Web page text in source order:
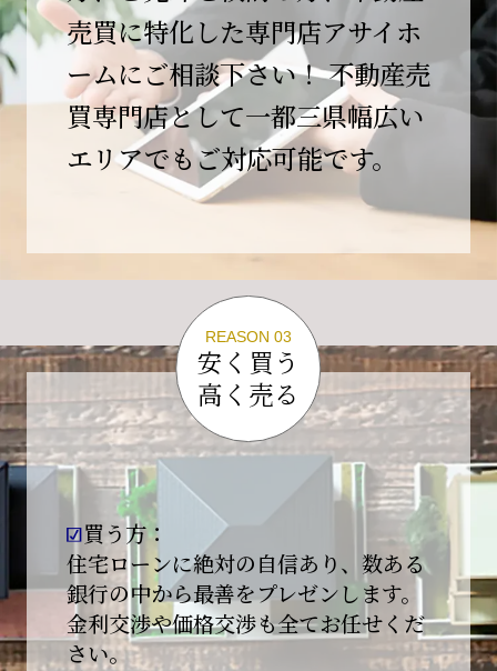
この節目を無事に迎えることができましたの
は、日頃よりご愛顧いただいているお客様、お
力添えをいただいている取引先の皆様、そして
支えてくださったすべての関係者の皆様のおか
げであり、心より深く感謝申し上げます。
10年という年月の中で、多くのご縁と学びをい
ただき、今日の当社があります。
しかしながら、10周年は通過点にすぎません。
る企業へと成長してまいります。
変化の激しい時代だからこそ、初心を忘れず、
挑戦を続け、社会に必要とされる存在であり続
けることをお約束いたします。
今後とも変わらぬご支援、ご指導を賜りますよ
う、何卒よろしくお願い申し上げます。
2026-01-09
【新年あけましておめでとうございます】
本日より始業いたしました。
昨年は多くのご縁とご支援をいただき、心より
売買に特化した専門店アサイホ
ームにご相談下さい！ 不動産売
買専門店として一都三県幅広い
エリアでもご対応可能です。
REASON 03
安く買う
高く売る
買う方：
住宅ローンに絶対の自信あり、数ある
銀行の中から最善をプレゼンします。
金利交渉や価格交渉も全てお任せくだ
さい。